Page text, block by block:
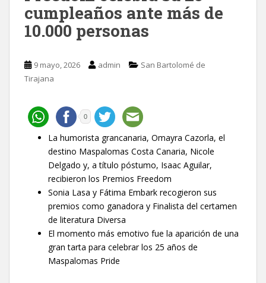
cumpleaños ante más de
10.000 personas
9 mayo, 2026 admin
San Bartolomé de
Tirajana
0
La humorista grancanaria, Omayra Cazorla, el
destino Maspalomas Costa Canaria, Nicole
Delgado y, a título póstumo, Isaac Aguilar,
recibieron los Premios Freedom
Sonia Lasa y Fátima Embark recogieron sus
premios como ganadora y Finalista del certamen
de literatura Diversa
El momento más emotivo fue la aparición de una
gran tarta para celebrar los 25 años de
Maspalomas Pride